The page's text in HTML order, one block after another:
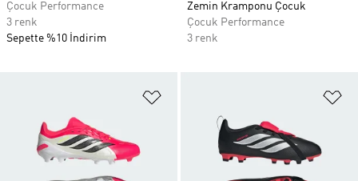
Çocuk Performance
3 renk
Sepette %10 İndirim
Zemin Kramponu Çocuk
Çocuk Performance
3 renk